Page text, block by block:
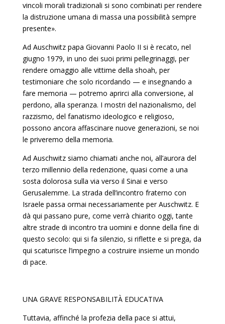
vincoli morali tradizionali si sono combinati per rendere
la distruzio­ne umana di massa una possibilità sempre
presente».
Ad Auschwitz papa Giovanni Paolo II si è recato, nel
giu­gno 1979, in uno dei suoi primi pellegrinaggi, per
rendere omaggio alle vittime della shoah, per
testimoniare che solo ri­cordando — e insegnando a
fare memoria — potremo aprirci alla conversione, al
perdono, alla speranza. I mostri del nazio­nalismo, del
razzismo, del fanatismo ideologico e religioso,
possono ancora affascinare nuove generazioni, se noi
le prive­remo della memoria.
Ad Auschwitz siamo chiamati anche noi, all’aurora del
terzo millennio della redenzione, quasi come a una
sosta dolo­rosa sulla via verso il Sinai e verso
Gerusalemme. La strada dell’incontro fraterno con
Israele passa ormai necessariamen­te per Auschwitz. E
dà qui passano pure, come verrà chiarito oggi, tante
altre strade di incontro tra uomini e donne della fi­ne di
questo secolo: qui si fa silenzio, si riflette e si prega, da
qui scaturisce l’impegno a costruire insieme un mondo
di pace.
UNA GRAVE RESPONSABILITÀ EDUCATIVA
Tuttavia, affinché la profezia della pace si attui,